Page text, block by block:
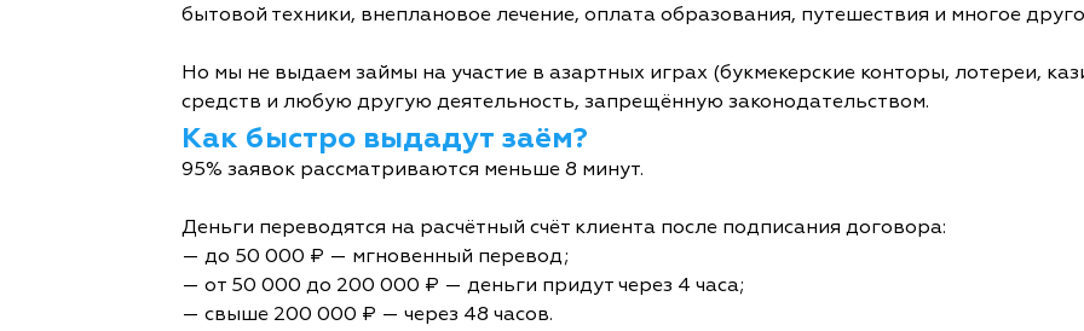
бытовой техники, внеплановое лечение, оплата образования, путешествия и многое
Но мы не выдаем займы на участие в азартных играх (букмекерские конторы, лотереи,
средств и любую другую деятельность, запрещённую законодательством.
Как быстро выдадут заём?
95% заявок рассматриваются меньше 8 минут.
Деньги переводятся на расчётный счёт клиента после подписания договора:
— до 50 000 ₽ — мгновенный перевод;
— от 50 000 до 200 000 ₽ — деньги придут через 4 часа;
— свыше 200 000 ₽ — через 48 часов.